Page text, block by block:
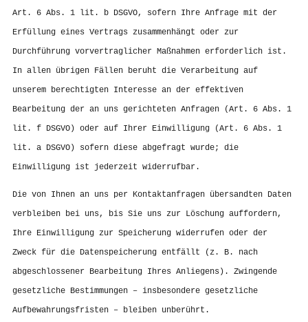
Art. 6 Abs. 1 lit. b DSGVO, sofern Ihre Anfrage mit der
Erfüllung eines Vertrags zusammenhängt oder zur
Durchführung vorvertraglicher Maßnahmen erforderlich ist.
In allen übrigen Fällen beruht die Verarbeitung auf
unserem berechtigten Interesse an der effektiven
Bearbeitung der an uns gerichteten Anfragen (Art. 6 Abs. 1
lit. f DSGVO) oder auf Ihrer Einwilligung (Art. 6 Abs. 1
lit. a DSGVO) sofern diese abgefragt wurde; die
Einwilligung ist jederzeit widerrufbar.
Die von Ihnen an uns per Kontaktanfragen übersandten Daten
verbleiben bei uns, bis Sie uns zur Löschung auffordern,
Ihre Einwilligung zur Speicherung widerrufen oder der
Zweck für die Datenspeicherung entfällt (z. B. nach
abgeschlossener Bearbeitung Ihres Anliegens). Zwingende
gesetzliche Bestimmungen – insbesondere gesetzliche
Aufbewahrungsfristen – bleiben unberührt.